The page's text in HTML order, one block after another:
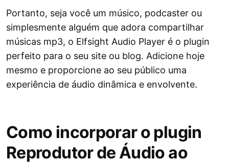
Portanto, seja você um músico, podcaster ou
simplesmente alguém que adora compartilhar
músicas mp3, o Elfsight Audio Player é o plugin
perfeito para o seu site ou blog. Adicione hoje
mesmo e proporcione ao seu público uma
experiência de áudio dinâmica e envolvente.
Como incorporar o plugin
Reprodutor de Áudio ao